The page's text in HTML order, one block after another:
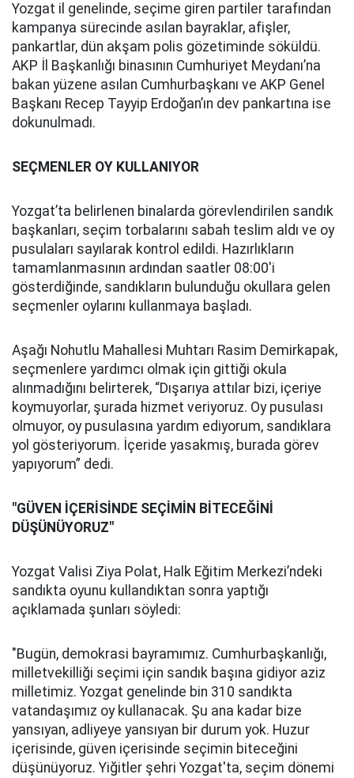
Yozgat il genelinde, seçime giren partiler tarafından
kampanya sürecinde asılan bayraklar, afişler,
pankartlar, dün akşam polis gözetiminde söküldü.
AKP İl Başkanlığı binasının Cumhuriyet Meydanı’na
bakan yüzene asılan Cumhurbaşkanı ve AKP Genel
Başkanı Recep Tayyip Erdoğan’ın dev pankartına ise
dokunulmadı.
SEÇMENLER OY KULLANIYOR
Yozgat’ta belirlenen binalarda görevlendirilen sandık
başkanları, seçim torbalarını sabah teslim aldı ve oy
pusulaları sayılarak kontrol edildi. Hazırlıkların
tamamlanmasının ardından saatler 08:00'i
gösterdiğinde, sandıkların bulunduğu okullara gelen
seçmenler oylarını kullanmaya başladı.
Aşağı Nohutlu Mahallesi Muhtarı Rasim Demirkapak,
seçmenlere yardımcı olmak için gittiği okula
alınmadığını belirterek, “Dışarıya attılar bizi, içeriye
koymuyorlar, şurada hizmet veriyoruz. Oy pusulası
olmuyor, oy pusulasına yardım ediyorum, sandıklara
yol gösteriyorum. İçeride yasakmış, burada görev
yapıyorum” dedi.
"GÜVEN İÇERİSİNDE SEÇİMİN BİTECEĞİNİ
DÜŞÜNÜYORUZ"
Yozgat Valisi Ziya Polat, Halk Eğitim Merkezi’ndeki
sandıkta oyunu kullandıktan sonra yaptığı
açıklamada şunları söyledi:
"Bugün, demokrasi bayramımız. Cumhurbaşkanlığı,
milletvekilliği seçimi için sandık başına gidiyor aziz
milletimiz. Yozgat genelinde bin 310 sandıkta
vatandaşımız oy kullanacak. Şu ana kadar bize
yansıyan, adliyeye yansıyan bir durum yok. Huzur
içerisinde, güven içerisinde seçimin biteceğini
düşünüyoruz. Yiğitler şehri Yozgat'ta, seçim dönemi